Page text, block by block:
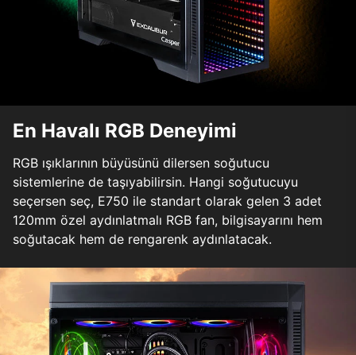
En Havalı RGB Deneyimi
RGB ışıklarının büyüsünü dilersen soğutucu
sistemlerine de taşıyabilirsin. Hangi soğutucuyu
seçersen seç, E750 ile standart olarak gelen 3 adet
120mm özel aydınlatmalı RGB fan, bilgisayarını hem
soğutacak hem de rengarenk aydınlatacak.